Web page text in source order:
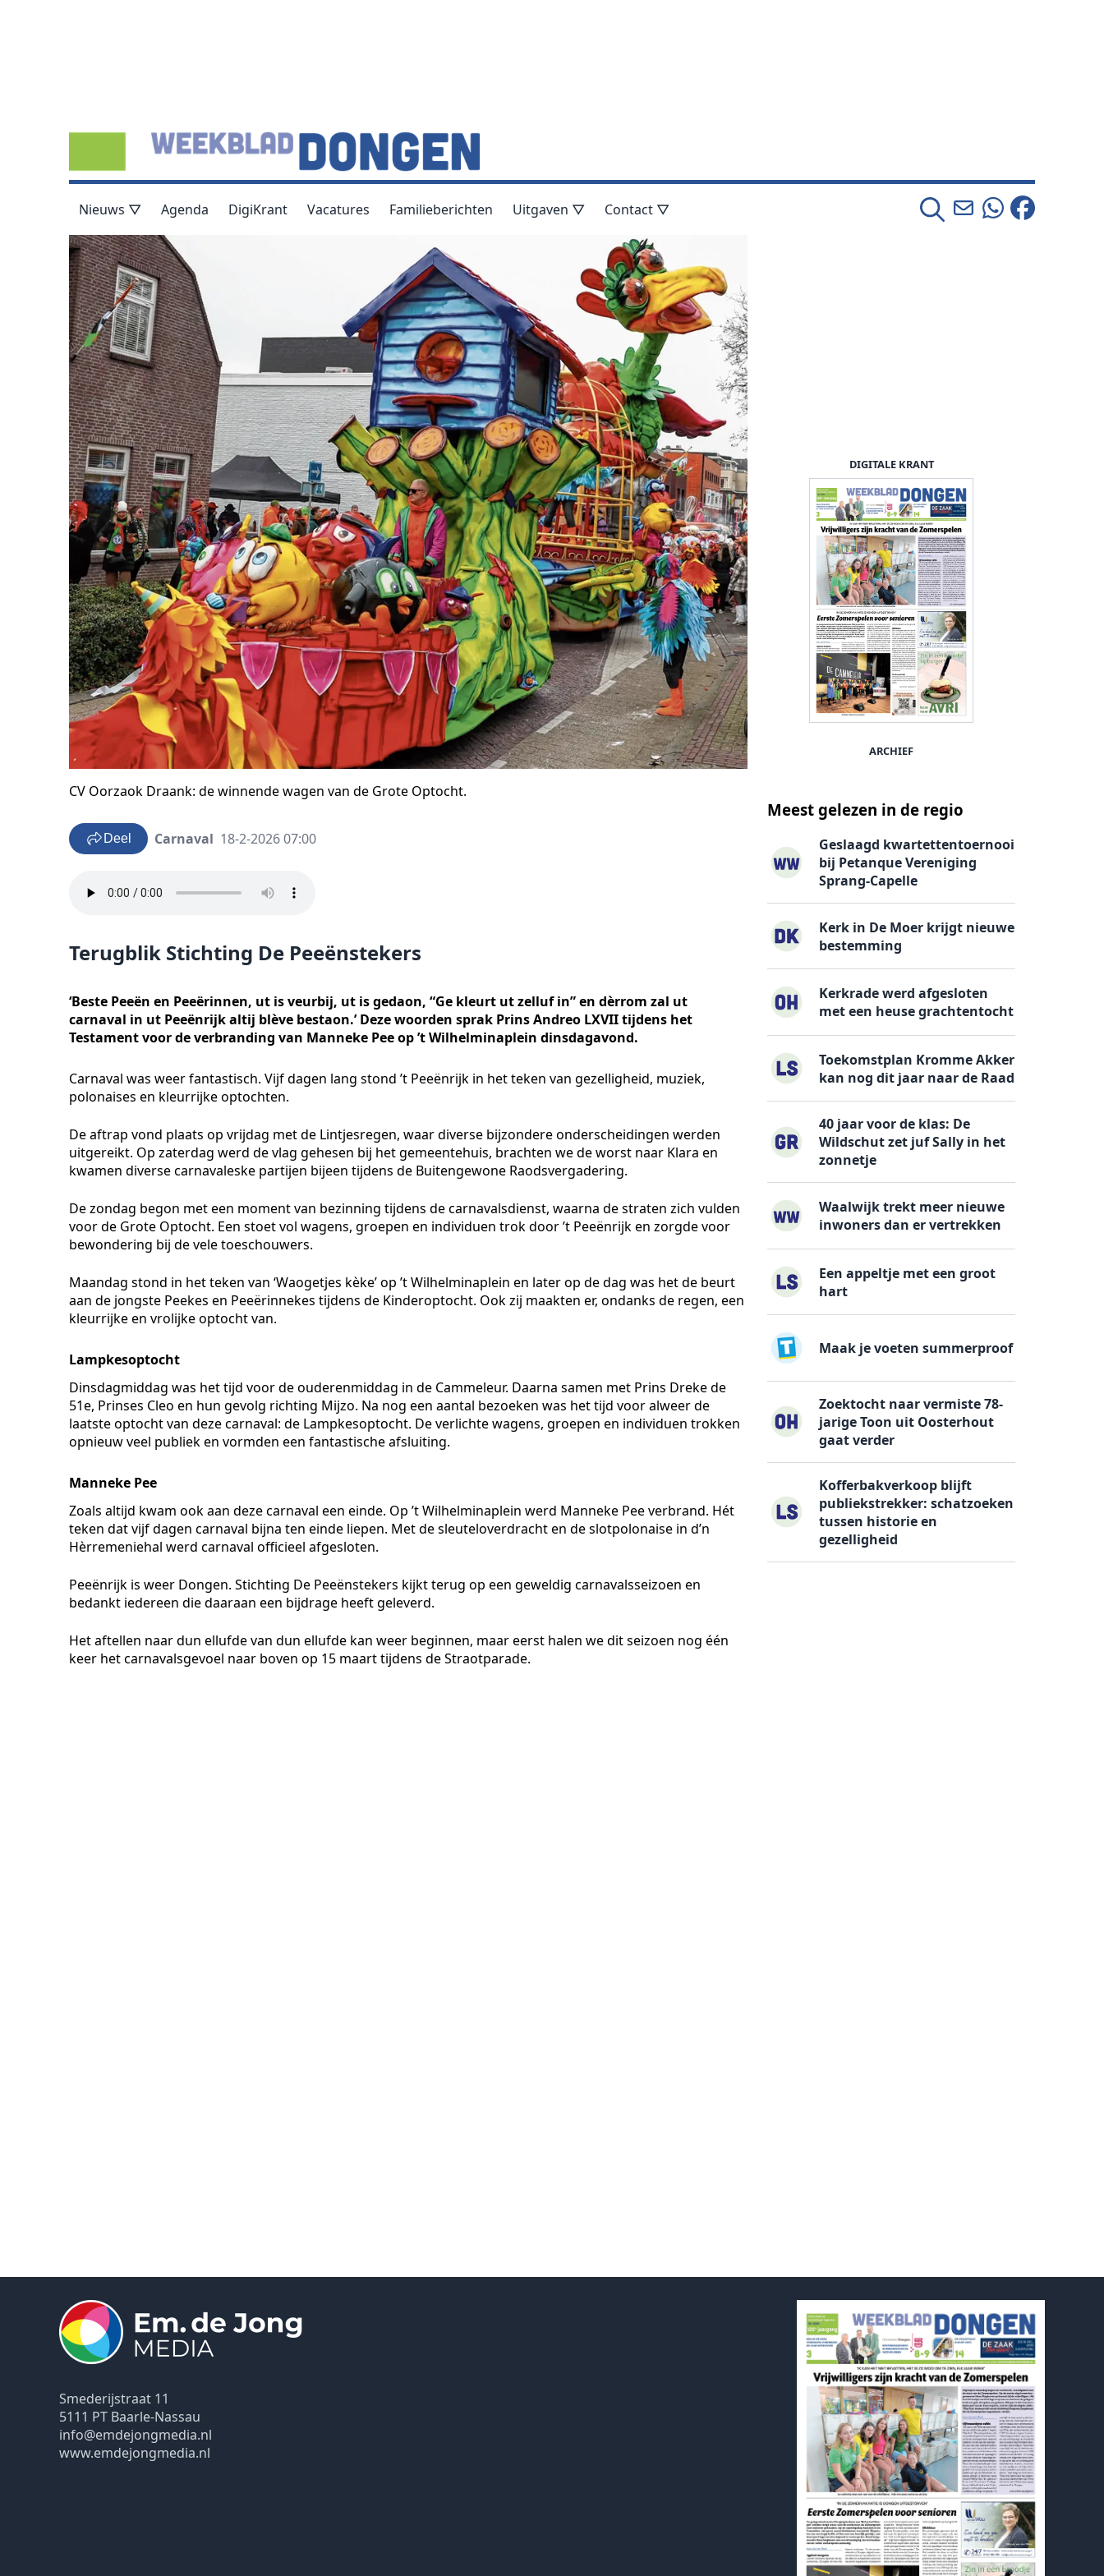
Nieuws ▽ Agenda DigiKrant Vacatures Familieberichten Uitgaven ▽ Contact ▽
CV Oorzaok Draank: de winnende wagen van de Grote Optocht.
Deel Carnaval 18-2-2026 07:00
Terugblik Stichting De Peeënstekers
‘Beste Peeën en Peeërinnen, ut is veurbij, ut is gedaon, “Ge kleurt ut zelluf in” en dèrrom zal ut
carnaval in ut Peeënrijk altij blève bestaon.’ Deze woorden sprak Prins Andreo LXVII tijdens het
Testament voor de verbranding van Manneke Pee op ’t Wilhelminaplein dinsdagavond.
Carnaval was weer fantastisch. Vijf dagen lang stond ’t Peeënrijk in het teken van gezelligheid, muziek,
polonaises en kleurrijke optochten.
De aftrap vond plaats op vrijdag met de Lintjesregen, waar diverse bijzondere onderscheidingen werden
uitgereikt. Op zaterdag werd de vlag gehesen bij het gemeentehuis, brachten we de worst naar Klara en
kwamen diverse carnavaleske partijen bijeen tijdens de Buitengewone Raodsvergadering.
De zondag begon met een moment van bezinning tijdens de carnavalsdienst, waarna de straten zich vulden
voor de Grote Optocht. Een stoet vol wagens, groepen en individuen trok door ’t Peeënrijk en zorgde voor
bewondering bij de vele toeschouwers.
Maandag stond in het teken van ‘Waogetjes kèke’ op ’t Wilhelminaplein en later op de dag was het de beurt
aan de jongste Peekes en Peeërinnekes tijdens de Kinderoptocht. Ook zij maakten er, ondanks de regen, een
kleurrijke en vrolijke optocht van.
Lampkesoptocht
Dinsdagmiddag was het tijd voor de ouderenmiddag in de Cammeleur. Daarna samen met Prins Dreke de
51e, Prinses Cleo en hun gevolg richting Mijzo. Na nog een aantal bezoeken was het tijd voor alweer de
laatste optocht van deze carnaval: de Lampkesoptocht. De verlichte wagens, groepen en individuen trokken
opnieuw veel publiek en vormden een fantastische afsluiting.
Manneke Pee
Zoals altijd kwam ook aan deze carnaval een einde. Op ’t Wilhelminaplein werd Manneke Pee verbrand. Hét
teken dat vijf dagen carnaval bijna ten einde liepen. Met de sleuteloverdracht en de slotpolonaise in d’n
Hèrremeniehal werd carnaval officieel afgesloten.
Peeënrijk is weer Dongen. Stichting De Peeënstekers kijkt terug op een geweldig carnavalsseizoen en
bedankt iedereen die daaraan een bijdrage heeft geleverd.
Het aftellen naar dun ellufde van dun ellufde kan weer beginnen, maar eerst halen we dit seizoen nog één
keer het carnavalsgevoel naar boven op 15 maart tijdens de Straotparade.
DIGITALE KRANT
ARCHIEF
Meest gelezen in de regio
Geslaagd kwartettentoernooi
bij Petanque Vereniging
Sprang-Capelle
Kerk in De Moer krijgt nieuwe
bestemming
Kerkrade werd afgesloten
met een heuse grachtentocht
Toekomstplan Kromme Akker
kan nog dit jaar naar de Raad
40 jaar voor de klas: De
Wildschut zet juf Sally in het
zonnetje
Waalwijk trekt meer nieuwe
inwoners dan er vertrekken
Een appeltje met een groot
hart
Maak je voeten summerproof
Zoektocht naar vermiste 78-
jarige Toon uit Oosterhout
gaat verder
Kofferbakverkoop blijft
publiekstrekker: schatzoeken
tussen historie en
gezelligheid
Smederijstraat 11
5111 PT Baarle-Nassau
info@emdejongmedia.nl
www.emdejongmedia.nl